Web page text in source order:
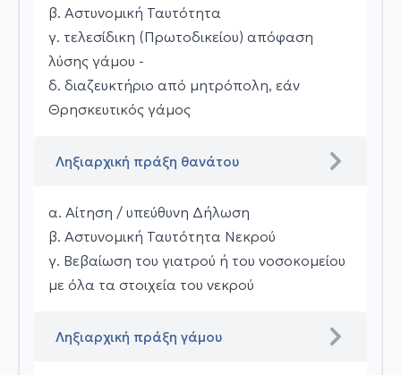
β. Αστυνομική Ταυτότητα
γ. τελεσίδικη (Πρωτοδικείου) απόφαση
λύσης γάμου -
δ. διαζευκτήριο από μητρόπολη, εάν
Θρησκευτικός γάμος
Ληξιαρχική πράξη θανάτου
α. Αίτηση / υπεύθυνη Δήλωση
β. Αστυνομική Ταυτότητα Νεκρού
γ. Βεβαίωση του γιατρού ή του νοσοκομείου
με όλα τα στοιχεία του νεκρού
Ληξιαρχική πράξη γάμου